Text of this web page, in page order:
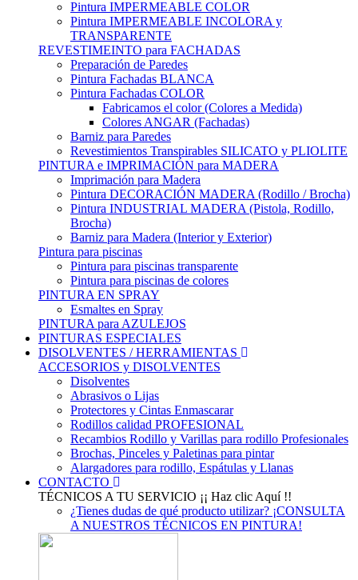
Pintura IMPERMEABLE COLOR
Pintura IMPERMEABLE INCOLORA y
TRANSPARENTE
REVESTIMEINTO para FACHADAS
Preparación de Paredes
Pintura Fachadas BLANCA
Pintura Fachadas COLOR
Fabricamos el color (Colores a Medida)
Colores ANGAR (Fachadas)
Barniz para Paredes
Revestimientos Transpirables SILICATO y PLIOLITE
PINTURA e IMPRIMACIÓN para MADERA
Imprimación para Madera
Pintura DECORACIÓN MADERA (Rodillo / Brocha)
Pintura INDUSTRIAL MADERA (Pistola, Rodillo,
Brocha)
Barniz para Madera (Interior y Exterior)
Pintura para piscinas
Pintura para piscinas transparente
Pintura para piscinas de colores
PINTURA EN SPRAY
Esmaltes en Spray
PINTURA para AZULEJOS
PINTURAS ESPECIALES
DISOLVENTES / HERRAMIENTAS
ACCESORIOS y DISOLVENTES
Disolventes
Abrasivos o Lijas
Protectores y Cintas Enmascarar
Rodillos calidad PROFESIONAL
Recambios Rodillo y Varillas para rodillo Profesionales
Brochas, Pinceles y Paletinas para pintar
Alargadores para rodillo, Espátulas y Llanas
CONTACTO
TÉCNICOS A TU SERVICIO ¡¡ Haz clic Aquí !!
¿Tienes dudas de qué producto utilizar? ¡CONSULTA
A NUESTROS TÉCNICOS EN PINTURA!